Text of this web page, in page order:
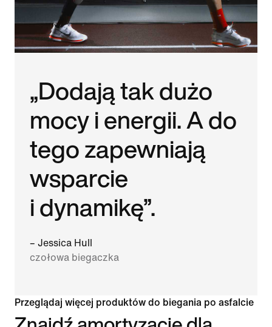
„Dodają tak dużo
mocy i energii. A do
tego zapewniają
wsparcie
i dynamikę”.
– Jessica Hull
czołowa biegaczka
Przeglądaj więcej produktów do biegania po asfalcie